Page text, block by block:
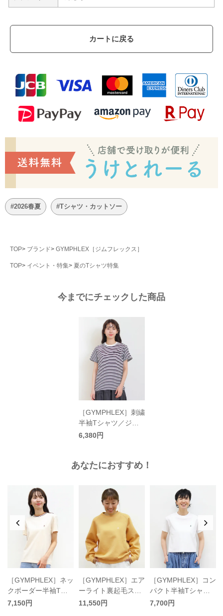
カートに戻る
#2026春夏 #Tシャツ・カットソー
TOP ブランド GYMPHLEX［ジムフレックス］
TOP イベント・特集 夏のTシャツ特集
今までにチェックした商品
［GYMPHLEX］刺繍
半袖Tシャツ／ジム
フレックス
6,380円
あなたにおすすめ！
［GYMPHLEX］ネッ
クボーダー半袖Tシ
ャツ／ジムフレック
7,150円
［GYMPHLEX］エア
ーライト裏起毛スウ
ェット／ジムフレッ
11,550円
［GYMPHLEX］コン
パクト半袖Tシャツ
／ジムフレックス
7,700円